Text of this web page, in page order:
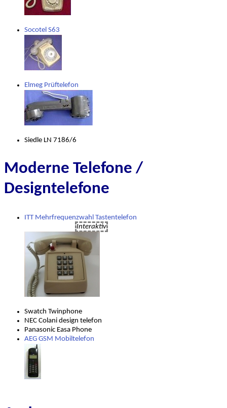
Socotel S63
Elmeg Prüftelefon
Siedle LN 7186/6
Moderne Telefone /
Designtelefone
ITT Mehrfrequenzwahl Tastentelefon
Interaktiv
Swatch Twinphone
NEC Colani design telefon
Panasonic Easa Phone
AEG GSM Mobiltelefon